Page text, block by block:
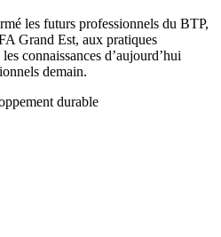
les futurs professionnels du BTP,
Grand Est, aux pratiques
connaissances d’aujourd’hui
demain.
durable